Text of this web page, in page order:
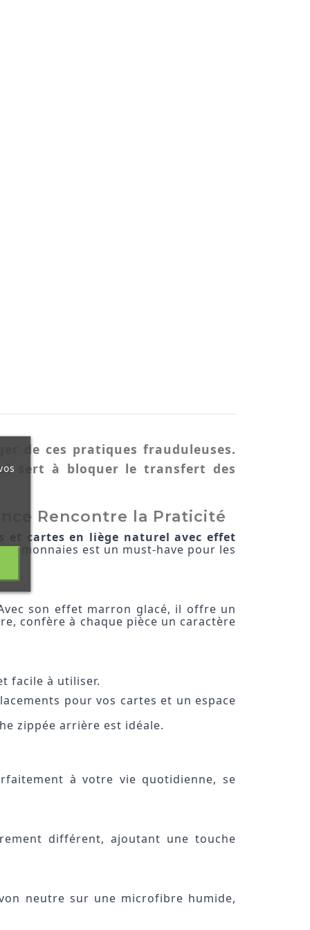
de ces pratiques frauduleuses.
sert à bloquer le transfert des
Rencontre la Praticité
et cartes en liège naturel avec effet
monnaies est un must-have pour les
son effet marron glacé, il offre un
confère à chaque pièce un caractère
facile à utiliser.
pour vos cartes et un espace
zippée arrière est idéale.
à votre vie quotidienne, se
différent, ajoutant une touche
neutre sur une microfibre humide,